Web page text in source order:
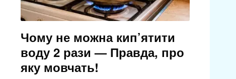
Чому не можна кип’ятити
воду 2 рази — Правда, про
яку мовчать!